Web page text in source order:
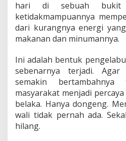
hari di sebuah bukit
ketidakmampuannya
dari kurangnya energi
makanan dan minumannya.
Ini adalah bentuk
sebenarnya terjadi.
semakin bertambahnya
masyarakat menjadi
belaka. Hanya dongeng.
wali tidak pernah ada.
hilang.